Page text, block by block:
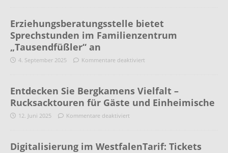
Erziehungsberatungsstelle bietet
Sprechstunden im Familienzentrum
„Tausendfüßler“ an
4. September 2025 Kommentare deaktiviert
Entdecken Sie Bergkamens Vielfalt –
Rucksacktouren für Gäste und Einheimische
12. Juni 2025 Kommentare deaktiviert
Digitalisierung im WestfalenTarif: Tickets